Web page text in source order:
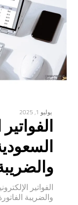
يوليو 1, 2025
الفواتير
والضريبة